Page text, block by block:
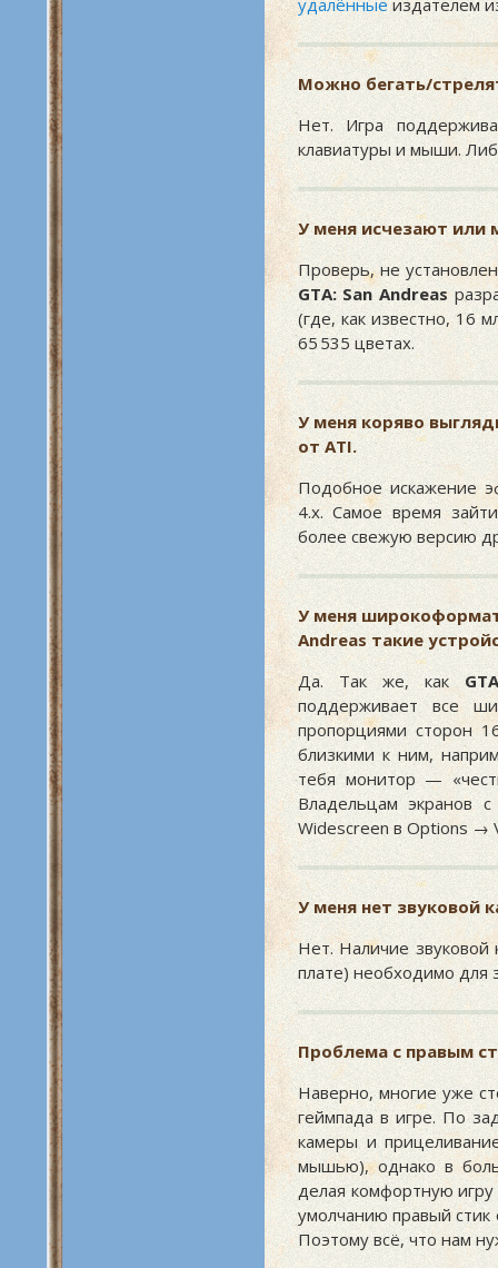
удалённые издателем
Можно бегать/
Нет. Игра
клавиатуры и мыши.
У меня исчезают или
Проверь, не
GTA: San Andreas
(где, как известно, 16
65 535 цветах.
У меня коряво
от ATI.
Подобное искажение
4.x. Самое время
более свежую версию
У меня
Andreas такие
Да. Так же, как
поддерживает все
пропорциями сторон
близкими к ним,
тебя монитор —
Владельцам экранов
Widescreen в Options →
У меня нет звуковой
Нет. Наличие звуковой
плате) необходимо для
Проблема с правым
Наверно, многие уже
геймпада в игре. По
камеры и
мышью), однако в
делая комфортную
умолчанию правый стик
Поэтому всё, что нам